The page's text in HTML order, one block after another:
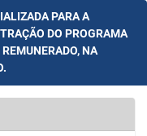
PARA A
DO PROGRAMA
NA